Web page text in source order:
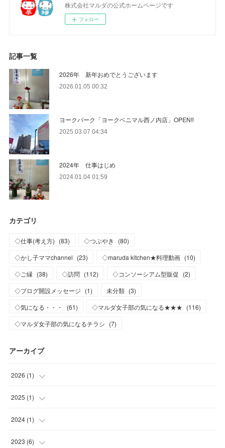
株式会社マルダの公式ホームページです
フォロー
記事一覧
2026年 新年おめでとうございます
2026.01.05 00:32
ヨークパーク「ヨークベニマル西ノ内店」OPEN‼
2025.03.07 04:34
2024年 仕事はじめ
2024.01.04 01:59
カテゴリ
◇仕事(考え方) (83) ◇つぶやき (80)
◇かし子ママchannel (23) ◇maruda kitchen★料理動画 (10)
◇ご縁 (38) ◇訪問 (112) ◇コンソーシアム型販促 (2)
◇ブログ開設メッセージ (1) 未分類 (3)
◇気になる・・・
(61) ◇マルダ女子部の気になる★★★ (116)
◇マルダ女子部の気になるチラシ (7)
アーカイブ
2026 (1)
( )
2025 (1)
( )
2024 (1)
( )
2023 (6)